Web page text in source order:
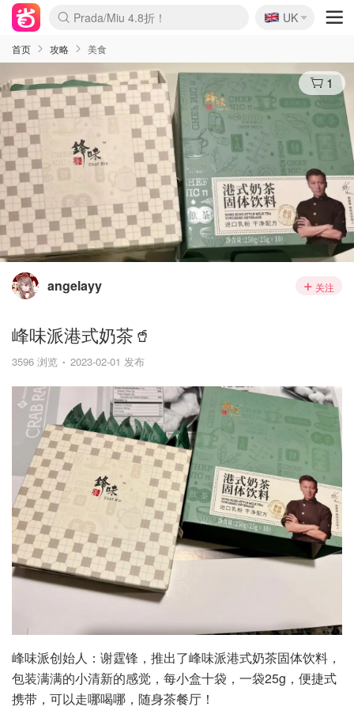
麦卢卡蜂蜜夏促！个位数！
Prada/Miu 4.8折！
啥？必胜客披萨5折！
🇬🇧
UK
首页 攻略 美食
1
angelayy 关注
峰味派港式奶茶🥤
3596 浏览 2023-02-01 发布
峰味派创始人：谢霆锋，推出了峰味派港式奶茶固体饮料，
包装满满的小清新的感觉，每小盒十袋，一袋25g，便捷式
携带，可以走哪喝哪，随身茶餐厅！